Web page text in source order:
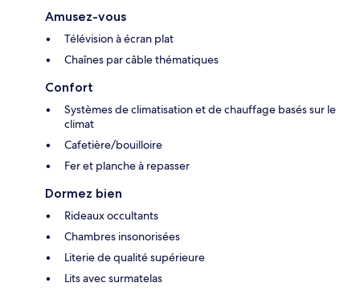
Amusez-vous
Télévision à écran plat
Chaînes par câble thématiques
Confort
Systèmes de climatisation et de chauffage basés sur le
climat
Cafetière/bouilloire
Fer et planche à repasser
Dormez bien
Rideaux occultants
Chambres insonorisées
Literie de qualité supérieure
Lits avec surmatelas